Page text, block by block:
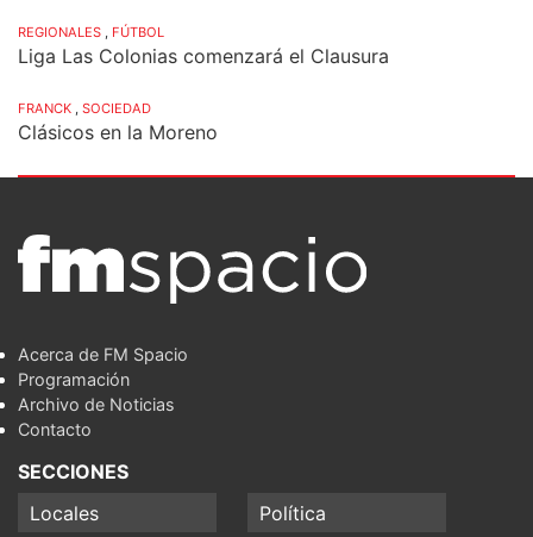
REGIONALES , FÚTBOL
Liga Las Colonias comenzará el Clausura
FRANCK , SOCIEDAD
Clásicos en la Moreno
Acerca de FM Spacio
Programación
Archivo de Noticias
Contacto
SECCIONES
Locales
Política